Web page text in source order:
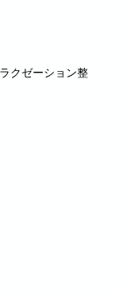
クゼーション整